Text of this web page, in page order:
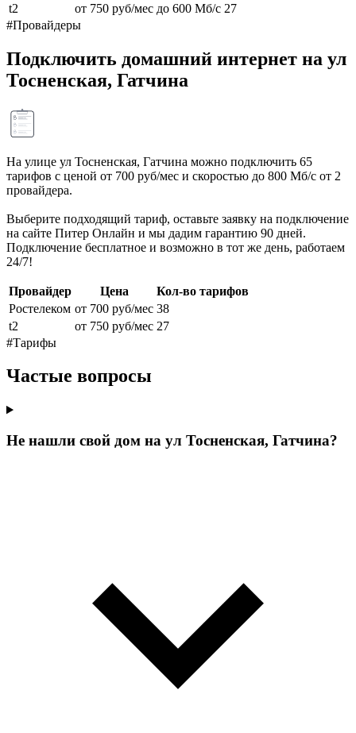
t2
от 750 руб/мес до 600 Мб/с 27
#Провайдеры
Подключить домашний интернет на ул
Тосненская, Гатчина
На улице ул Тосненская, Гатчина можно подключить 65
тарифов с ценой от 700 руб/мес и скоростью до 800 Мб/с от 2
провайдера.
Выберите подходящий тариф, оставьте заявку на подключение
на сайте Питер Онлайн и мы дадим гарантию 90 дней.
Подключение бесплатное и возможно в тот же день, работаем
24/7!
Провайдер Цена
Кол-во тарифов
Ростелеком от 700 руб/мес 38
t2
от 750 руб/мес 27
#Тарифы
Частые вопросы
Не нашли свой дом на ул Тосненская, Гатчина?